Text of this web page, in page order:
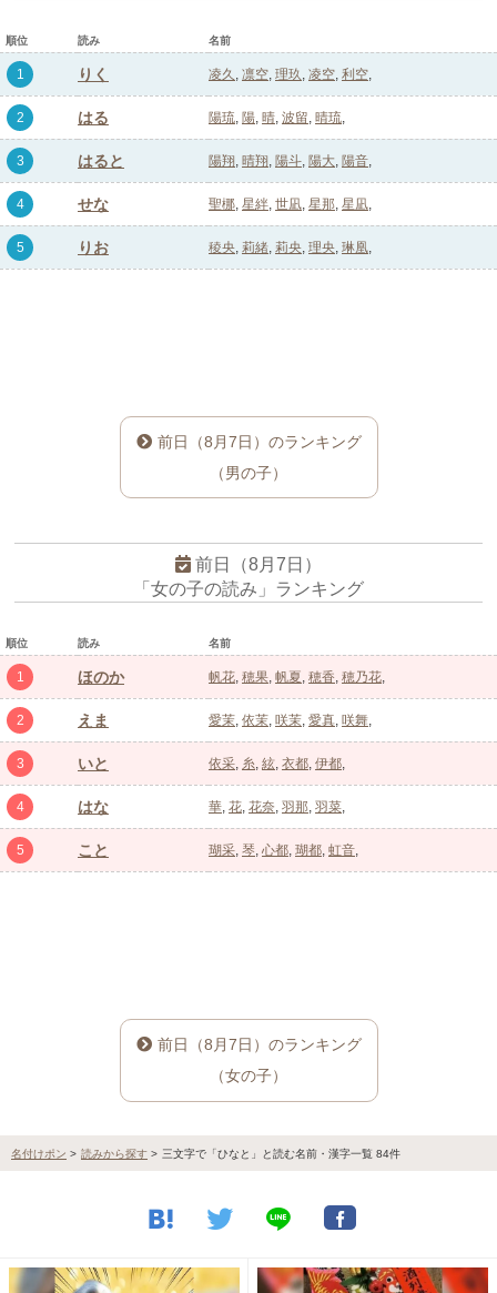
順位 読み 名前
1 りく 凌久 凛空 理玖 凌空 利空
2 はる 陽琉 陽 晴 波留 晴琉
3 はると 陽翔 晴翔 陽斗 陽大 陽音
4 せな 聖梛 星絆 世凪 星那 星凪
5 りお 稜央 莉緒 莉央 理央 琳凰
前日（8月7日）のランキング
（男の子）
前日（8月7日）
「女の子の読み」ランキング
順位 読み 名前
1 ほのか 帆花 穂果 帆夏 穂香 穂乃花
2 えま 愛茉 依茉 咲茉 愛真 咲舞
3 いと 依采 糸 絃 衣都 伊都
4 はな 華 花 花奈 羽那 羽菜
5 こと 瑚采 琴 心都 瑚都 虹音
前日（8月7日）のランキング
（女の子）
名付けポン > 読みから探す > 三文字で「ひなと」と読む名前・漢字一覧 84件